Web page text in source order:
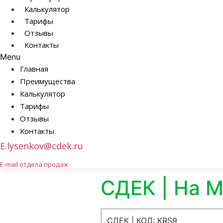
Калькулятор
Тарифы
Отзывы
Контакты
Menu
Главная
Преимущества
Калькулятор
Тарифы
Отзывы
Контакты
E.lysenkov@cdek.ru
E-mail отдела продаж
СДЕК | На
СДЕК | КОД: KRS9